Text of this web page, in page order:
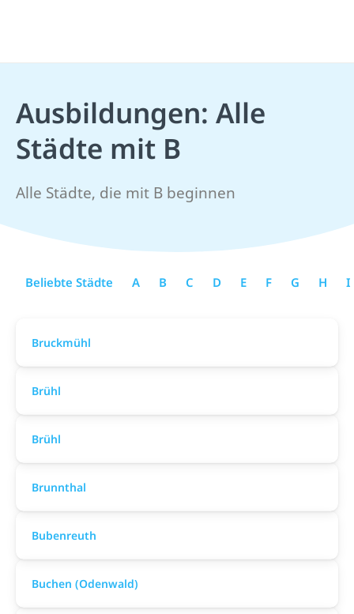
Ausbildungen: Alle
Städte mit B
Alle Städte, die mit B beginnen
Beliebte Städte A B C D E F G H I
Bruckmühl
Brühl
Brühl
Brunnthal
Bubenreuth
Buchen (Odenwald)